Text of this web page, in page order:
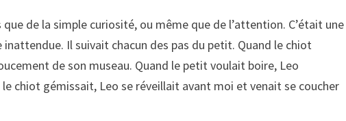
de la simple curiosité, ou même que de l’attention. C’était une
Il suivait chacun des pas du petit. Quand le chiot
de son museau. Quand le petit voulait boire, Leo
le chiot gémissait, Leo se réveillait avant moi et venait se coucher